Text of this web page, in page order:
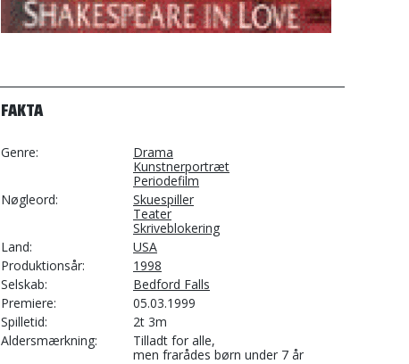
FAKTA
Genre
Drama
Kunstnerportræt
Periodefilm
Nøgleord
Skuespiller
Teater
Skriveblokering
Land
USA
Produktionsår
1998
Selskab
Bedford Falls
Premiere
05.03.1999
Spilletid
2t 3m
Aldersmærkning
Tilladt for alle,
men frarådes børn under 7 år